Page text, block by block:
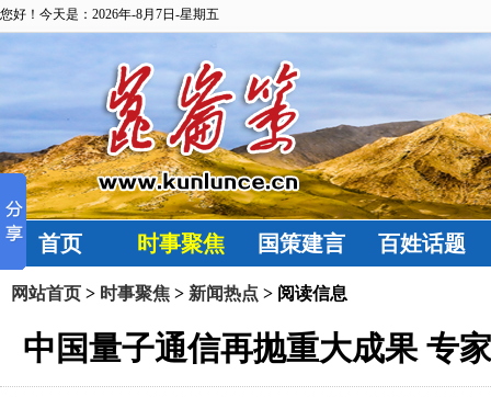
您好！今天是：2026年-8月7日-星期五
首页 时事聚焦 国策建言 百姓话题
网站首页 > 时事聚焦 > 新闻热点 > 阅读信息
中国量子通信再抛重大成果 专